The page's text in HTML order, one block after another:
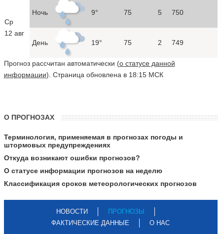
Ср
12 авг
Ночь 9° 75 5 750
День 19° 75 2 749
Прогноз рассчитан автоматически (о статусе данной
информации). Страница обновлена в 18:15 МСК
О ПРОГНОЗАХ
Терминология, применяемая в прогнозах погоды и
штормовых предупреждениях
Откуда возникают ошибки прогнозов?
О статусе информации прогнозов на неделю
Классификация сроков метеорологических прогнозов
НОВОСТИ
ПРОГНОЗЫ
ФАКТИЧЕСКИЕ ДАННЫЕ
О НАС